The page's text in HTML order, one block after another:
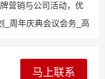
营销与公司活动，优
_周年庆典会议会务_高
马上联系